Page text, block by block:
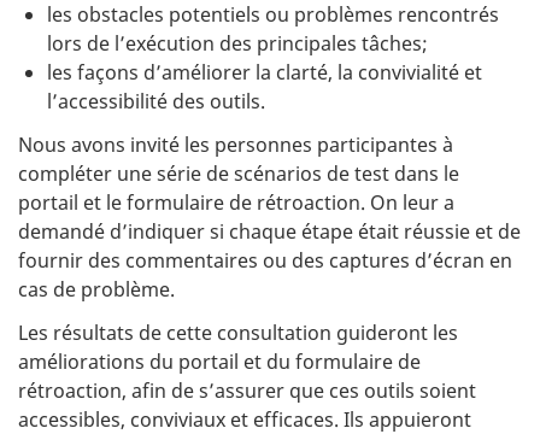
les obstacles potentiels ou problèmes rencontrés
lors de l’exécution des principales tâches;
les façons d’améliorer la clarté, la convivialité et
l’accessibilité des outils.
Nous avons invité les personnes participantes à
compléter une série de scénarios de test dans le
portail et le formulaire de rétroaction. On leur a
demandé d’indiquer si chaque étape était réussie et de
fournir des commentaires ou des captures d’écran en
cas de problème.
Les résultats de cette consultation guideront les
améliorations du portail et du formulaire de
rétroaction, afin de s’assurer que ces outils soient
accessibles, conviviaux et efficaces. Ils appuieront